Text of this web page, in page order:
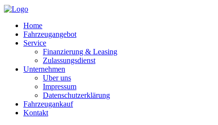
Home
Fahrzeugangebot
Service
Finanzierung & Leasing
Zulassungsdienst
Unternehmen
Uber uns
Impressum
Datenschutzerklärung
Fahrzeugankauf
Kontakt